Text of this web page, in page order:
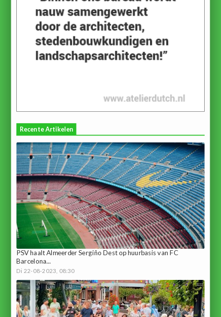
Recente Artikelen
PSV haalt Almeerder Sergiño Dest op huurbasis van FC
Barcelona...
Di 22-08-2023, 08:30